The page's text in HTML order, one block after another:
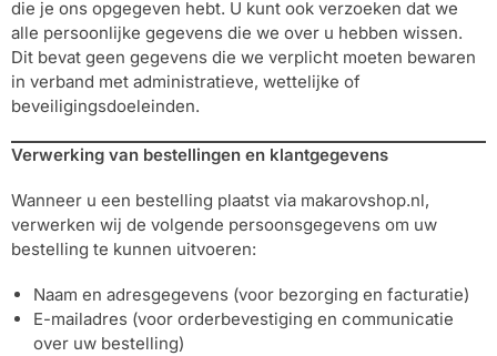
die je ons opgegeven hebt. U kunt ook verzoeken dat we
alle persoonlijke gegevens die we over u hebben wissen.
Dit bevat geen gegevens die we verplicht moeten bewaren
in verband met administratieve, wettelijke of
beveiligingsdoeleinden.
Verwerking van bestellingen en klantgegevens
Wanneer u een bestelling plaatst via makarovshop.nl,
verwerken wij de volgende persoonsgegevens om uw
bestelling te kunnen uitvoeren:
Naam en adresgegevens (voor bezorging en facturatie)
E-mailadres (voor orderbevestiging en communicatie
over uw bestelling)